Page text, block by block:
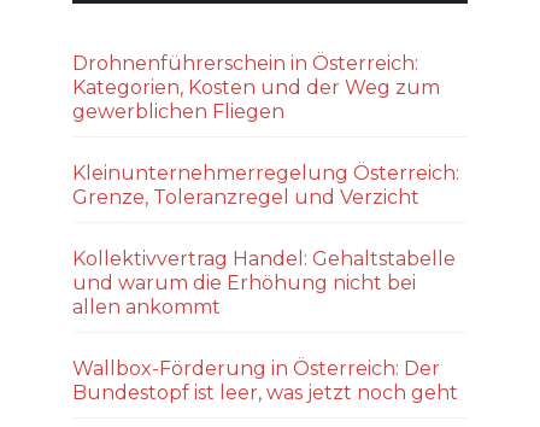
Drohnenführerschein in Österreich:
Kategorien, Kosten und der Weg zum
gewerblichen Fliegen
Kleinunternehmerregelung Österreich:
Grenze, Toleranzregel und Verzicht
Kollektivvertrag Handel: Gehaltstabelle
und warum die Erhöhung nicht bei
allen ankommt
Wallbox-Förderung in Österreich: Der
Bundestopf ist leer, was jetzt noch geht